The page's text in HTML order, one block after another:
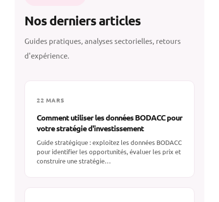
Nos derniers articles
Guides pratiques, analyses sectorielles, retours
d'expérience.
22 MARS
Comment utiliser les données BODACC pour
votre stratégie d'investissement
Guide stratégique : exploitez les données BODACC
pour identifier les opportunités, évaluer les prix et
construire une stratégie…